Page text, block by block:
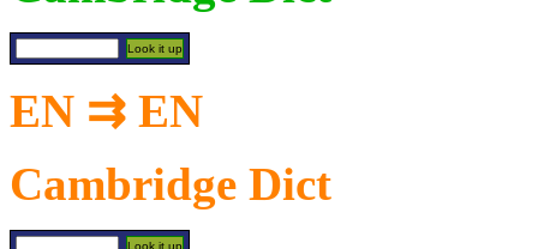
EN ⇉ EN
Cambridge Dict